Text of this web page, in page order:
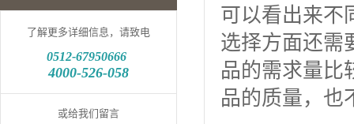
了解更多详细信息，请致电
0512-67950666
4000-526-058
或给我们留言
可以看出来不
选择方面还需
品的需求量比
品的质量，也